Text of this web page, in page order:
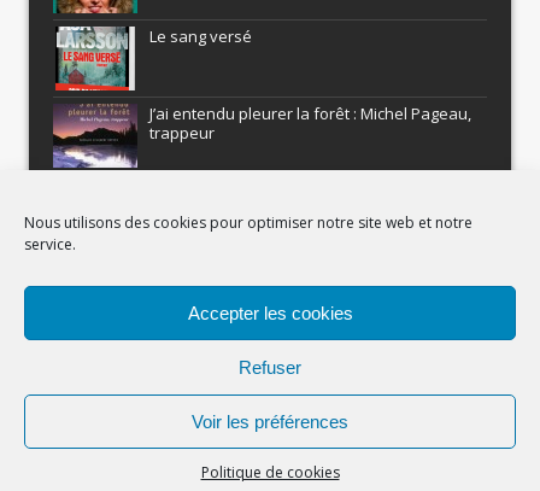
Nous utilisons des cookies pour optimiser notre site web et notre
service.
Accepter les cookies
Refuser
Voir les préférences
Politique de cookies
Le sang versé
J’ai entendu pleurer la forêt : Michel Pageau,
trappeur
Recevez gratuitement Comment être un
(c) Carnets Nordiques - 2023